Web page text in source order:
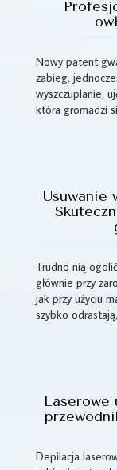
Nowy patent
zabieg,
wyszczuplanie,
która gromadzi
Usuwanie
Trudno nią
głównie przy
jak przy użyciu
szybko
Laserowe
Depilacja